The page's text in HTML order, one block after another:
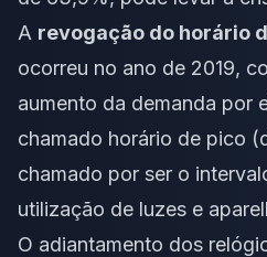
A revogação do horário
ocorreu no ano de 2019,
aumento da demanda por
chamado horário de pico
chamado por ser o
utilização de luzes e
O adiantamento dos